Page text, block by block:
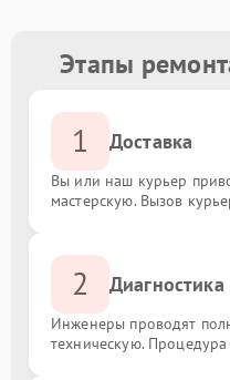
Этапы
1 Доставка
Вы или наш курьер
мастерскую. Вызов
2 Диагностика
Инженеры проводят
техническую.